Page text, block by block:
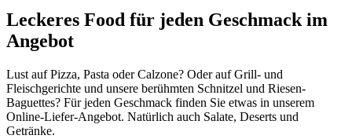
Leckeres Food für jeden Geschmack im
Angebot
Lust auf Pizza, Pasta oder Calzone? Oder auf Grill- und
Fleischgerichte und unsere berühmten Schnitzel und Riesen-
Baguettes? Für jeden Geschmack finden Sie etwas in unserem
Online-Liefer-Angebot. Natürlich auch Salate, Deserts und
Getränke.